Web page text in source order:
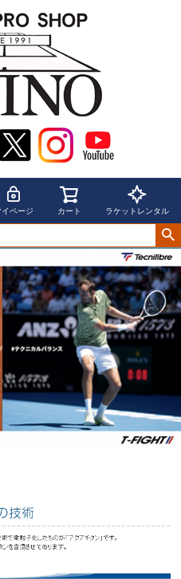
イページ カート ラケットレンタル